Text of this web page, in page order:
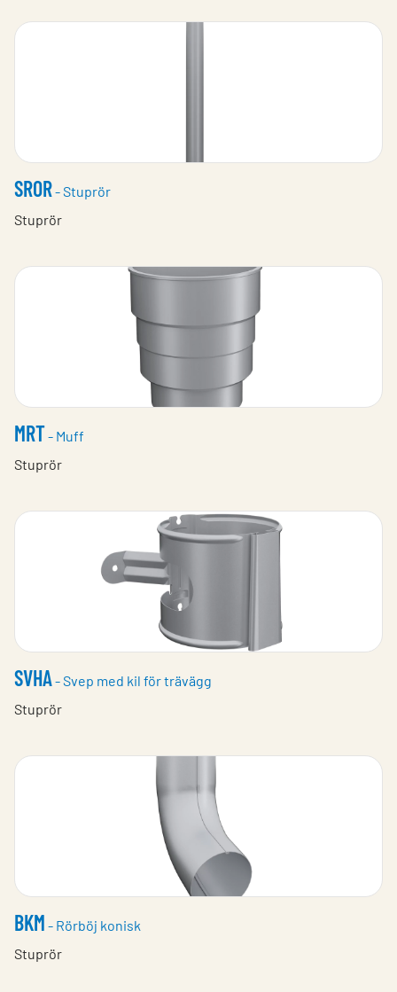
SROR- Stuprör ​
Stuprör
MRT- Muff
Stuprör
SVHA- Svep med kil för trävägg
Stuprör
BKM - Rörböj konisk
Stuprör